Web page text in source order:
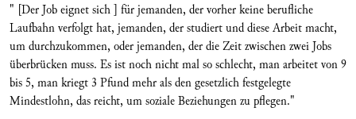
" [Der Job eignet sich ] für jemanden, der vorher keine berufliche
Laufbahn verfolgt hat, jemanden, der studiert und diese Arbeit macht,
um durchzukommen, oder jemanden, der die Zeit zwischen zwei Jobs
überbrücken muss. Es ist noch nicht mal so schlecht, man arbeitet von 9
bis 5, man kriegt 3 Pfund mehr als den gesetzlich festgelegte
Mindestlohn, das reicht, um soziale Beziehungen zu pflegen."